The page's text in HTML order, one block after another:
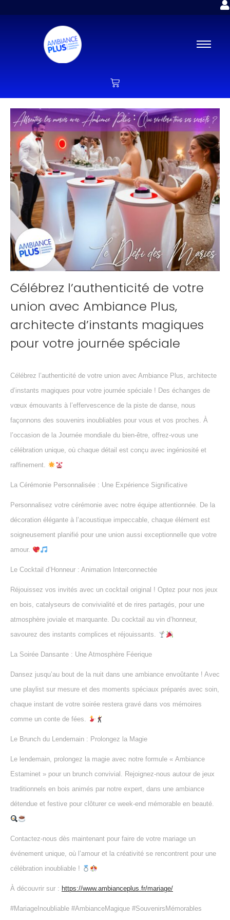
Célébrez l’authenticité de votre
union avec Ambiance Plus,
architecte d’instants magiques
pour votre journée spéciale
Célébrez l’authenticité de votre union avec Ambiance Plus, architecte
d’instants magiques pour votre journée spéciale ! Des échanges de
vœux émouvants à l’effervescence de la piste de danse, nous
façonnons des souvenirs inoubliables pour vous et vos proches. À
l’occasion de la Journée mondiale du bien-être, offrez-vous une
célébration unique, où chaque détail est conçu avec ingéniosité et
raffinement.
La Cérémonie Personnalisée : Une Expérience Significative
Personnalisez votre cérémonie avec notre équipe attentionnée. De la
décoration élégante à l’acoustique impeccable, chaque élément est
soigneusement planifié pour une union aussi exceptionnelle que votre
amour.
Le Cocktail d’Honneur : Animation Interconnectée
Réjouissez vos invités avec un cocktail original ! Optez pour nos jeux
en bois, catalyseurs de convivialité et de rires partagés, pour une
atmosphère joviale et marquante. Du cocktail au vin d’honneur,
savourez des instants complices et réjouissants.
La Soirée Dansante : Une Atmosphère Féerique
Dansez jusqu’au bout de la nuit dans une ambiance envoûtante ! Avec
une playlist sur mesure et des moments spéciaux préparés avec soin,
chaque instant de votre soirée restera gravé dans vos mémoires
comme un conte de fées.
Le Brunch du Lendemain : Prolongez la Magie
Le lendemain, prolongez la magie avec notre formule « Ambiance
Estaminet » pour un brunch convivial. Rejoignez-nous autour de jeux
traditionnels en bois animés par notre expert, dans une ambiance
détendue et festive pour clôturer ce week-end mémorable en beauté.
Contactez-nous dès maintenant pour faire de votre mariage un
événement unique, où l’amour et la créativité se rencontrent pour une
célébration inoubliable !
À découvrir sur : https://www.ambianceplus.fr/mariage/
#MariageInoubliable #AmbianceMagique #SouvenirsMémorables